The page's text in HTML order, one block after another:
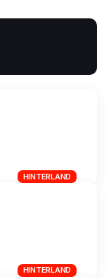
HINTERLAND
HINTERLAND